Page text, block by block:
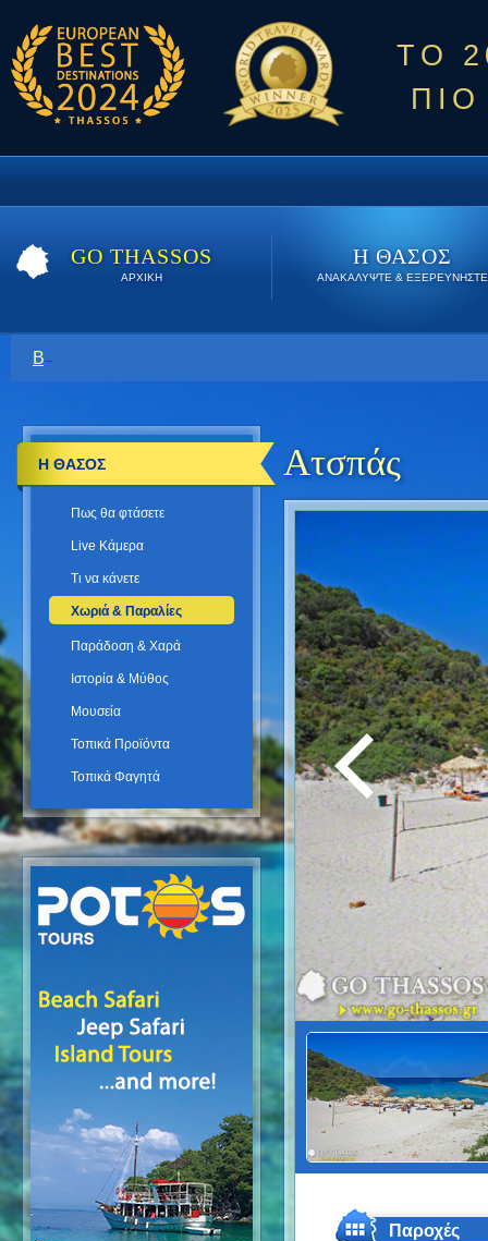
ΤΟ
GO THASSOS
ΑΡΧΙΚΗ
Η ΘΑΣΟΣ
ΑΝΑΚΑΛΥΨΤΕ & ΕΞΕΡΕΥΝΗΣΤΕ
Βρείτε εδώ τις καλύτερες προσφορές όλο το καλοκαίρι.
Ατσπάς
Παροχές
Η ΘΑΣΟΣ
Πως θα φτάσετε
Live Κάμερα
Τι να κάνετε
Χωριά & Παραλίες
Παράδοση & Χαρά
Ιστορία & Μύθος
Μουσεία
Τοπικά Προϊόντα
Τοπικά Φαγητά